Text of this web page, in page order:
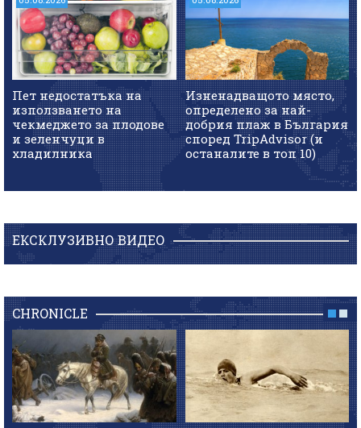
Пет недостатъка на
използването на
чекмеджето за плодове
и зеленчуци в
хладилника
Изненадващото място,
определено за най-
добрия плаж в България
според TripAdvisor (и
останалите в топ 10)
ЕКСКЛУЗИВНО ВИДЕО
CHRONICLE